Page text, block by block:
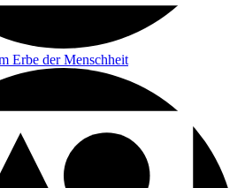
Erbe der Menschheit